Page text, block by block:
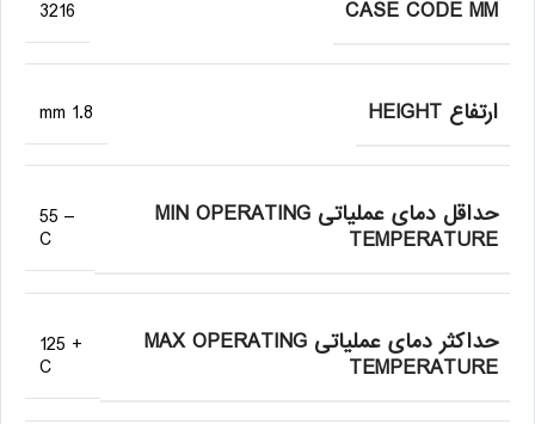
CASE CODE MM
3216
ارتفاع HEIGHT 1.8 mm
حداقل دمای عملیاتی MIN OPERATING
TEMPERATURE
– 55
C
حداکثر دمای عملیاتی MAX OPERATING
TEMPERATURE
+ 125
C